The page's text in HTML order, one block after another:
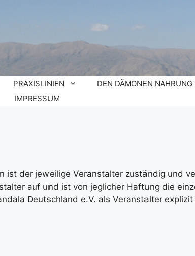
PRAXISLINIEN DEN DÄMONEN NAHRUNG
IMPRESSUM
ist der jeweilige Veranstalter zuständig und
auf und ist von jeglicher Haftung die
Deutschland e.V. als Veranstalter